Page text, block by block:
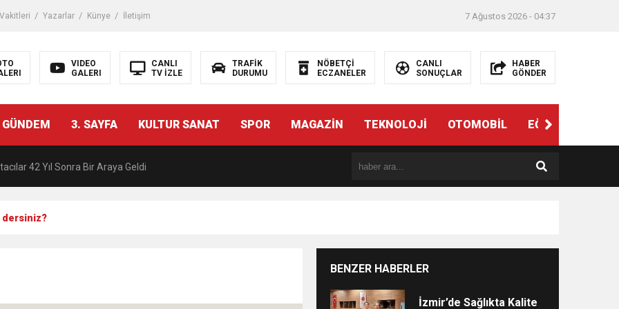
Yazarlar Künye İletişim 7 Ağustos 2026 - 04:37
VIDEO
GALERI
CANLI
TV İZLE
TRAFİK
DURUMU
NÖBETÇİ
ECZANELER
CANLI
SONUÇLAR
HABER
GÖNDER
3. SAYFA KULTUR SANAT SPOR MAGAZİN TEKNOLOJİ OTOMOBİL EĞİTİM
Tanıdığı İsim: Abdulrezak Kaldan Torbalı Yolunda
42 Yıl Sonra Bir Araya Geldi
dersiniz?
BENZER HABERLER
İzmir’de Sağlıkta Kalite